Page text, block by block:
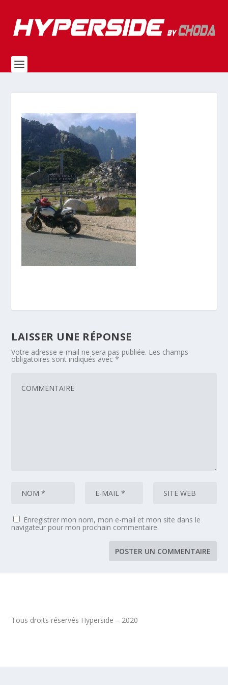
LAISSER UNE RÉPONSE
Votre adresse e-mail ne sera pas publiée. Les champs
obligatoires sont indiqués avec*
Enregistrer mon nom, mon e-mail et mon site dans le
navigateur pour mon prochain commentaire.
Tous droits réservés Hyperside – 2020